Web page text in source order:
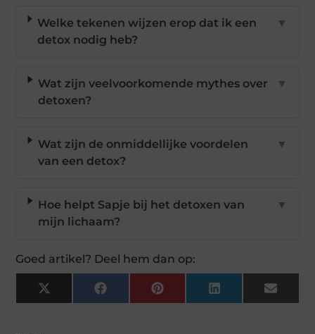
Welke tekenen wijzen erop dat ik een
detox nodig heb?
▼
Wat zijn veelvoorkomende mythes over
detoxen?
▼
Wat zijn de onmiddellijke voordelen
van een detox?
▼
Hoe helpt Sapje bij het detoxen van
mijn lichaam?
▼
Goed artikel? Deel hem dan op:
X
(Twitter)
FacebookPinterestLinkedIn Email